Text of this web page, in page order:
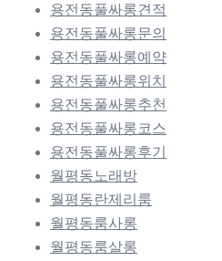
용전동풀싸롱견적
용전동풀싸롱문의
용전동풀싸롱예약
용전동풀싸롱위치
용전동풀싸롱추천
용전동풀싸롱코스
용전동풀싸롱후기
월평동노래방
월평동란제리룸
월평동룸사롱
월평동룸살롱